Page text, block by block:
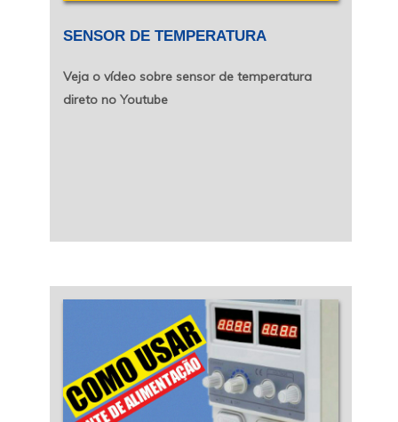
SENSOR DE TEMPERATURA
Veja o vídeo sobre sensor de temperatura
direto no Youtube